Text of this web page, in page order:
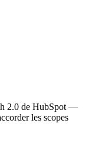
2.0 de HubSpot —
les scopes